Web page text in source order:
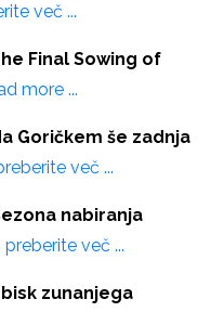
več ...
Final Sowing of
more ...
Goričkem še zadnja
več ...
nabiranja
preberite več ...
zunanjega